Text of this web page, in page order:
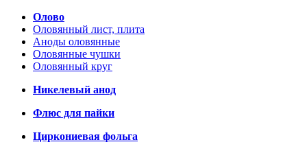
Олово
Оловянный лист, плита
Аноды оловянные
Оловянные чушки
Оловянный круг
Никелевый анод
Флюс для пайки
Циркониевая фольга